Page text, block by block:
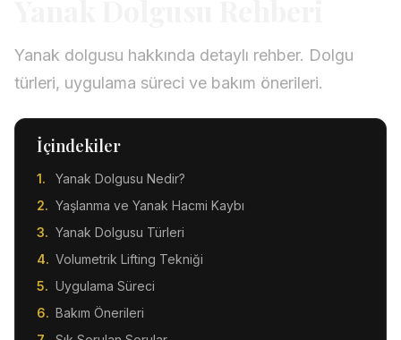
Yanak dolgusu hakkında detaylı rehber. Dolgu
türleri, uygulama süreci ve bakım önerileri.
İçindekiler
Yanak Dolgusu Nedir?
Yaşlanma ve Yanak Hacmi Kaybı
Yanak Dolgusu Türleri
Volumetrik Lifting Tekniği
Uygulama Süreci
Bakım Önerileri